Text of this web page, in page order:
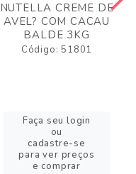
NUTELLA CREME DE
AVEL? COM CACAU
BALDE 3KG
Código: 51801
Faça seu login
ou
cadastre-se
para ver preços
e comprar